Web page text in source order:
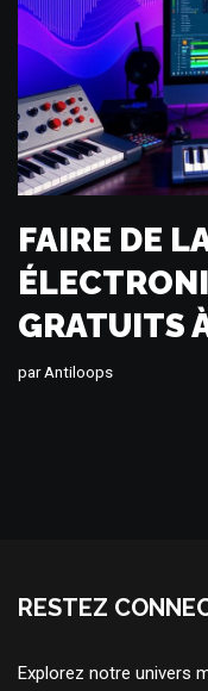
FAIRE DE
GRATUITS
parAntiloops
RESTEZ
Explorez notre univers